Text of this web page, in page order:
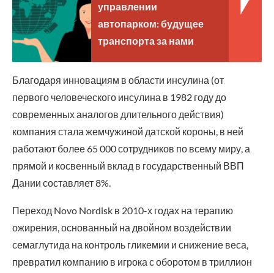
управлении
автопарком: будущее
транспорта за нами
Благодаря инновациям в области инсулина (от
первого человеческого инсулина в 1982 году до
современных аналогов длительного действия)
компания стала жемчужиной датской короны, в ней
работают более 65 000 сотрудников по всему миру, а
прямой и косвенный вклад в государственный ВВП
Дании составляет 8%.
Переход Novo Nordisk в 2010-х годах на терапию
ожирения, основанный на двойном воздействии
семаглутида на контроль гликемии и снижение веса,
превратил компанию в игрока с оборотом в триллион